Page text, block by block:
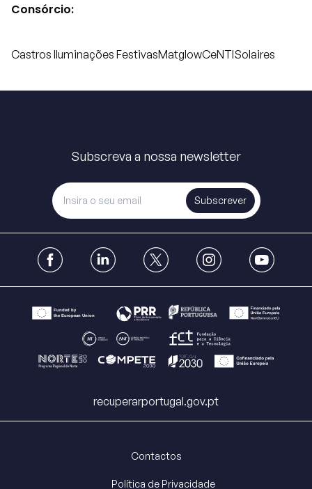
Consórcio:
Castros Iluminações FestivasMatglowCeNTISolaires
Subscreva a nossa newsletter
Subscrever
recuperarportugal.gov.pt
Contactos
Política de Privacidade